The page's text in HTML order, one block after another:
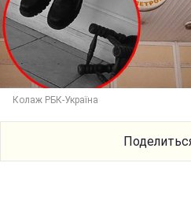
Колаж РБК-Україна